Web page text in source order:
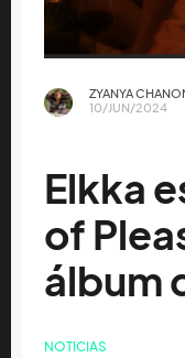
ZYANYA
10/JUN/2024
Elkka
of
álbum
NOTICIAS